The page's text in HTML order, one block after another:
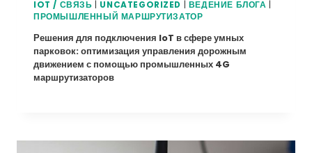
IOT / СВЯЗЬ UNCATEGORIZED ВЕДЕНИЕ БЛОГА
ПРОМЫШЛЕННЫЙ МАРШРУТИЗАТОР
Решения для подключения IoT в сфере умных
парковок: оптимизация управления дорожным
движением с помощью промышленных 4G
маршрутизаторов